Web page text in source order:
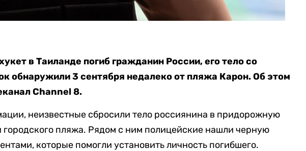
в Таиланде погиб гражданин России, его тело со
обнаружили 3 сентября недалеко от пляжа Карон. Об этом
Channel 8.
неизвестные сбросили тело россиянина в придорожную
городского пляжа. Рядом с ним полицейские нашли черную
которые помогли установить личность погибшего.